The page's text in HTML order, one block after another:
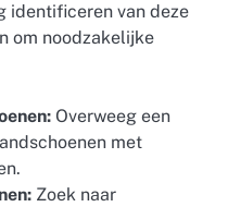
identificeren van deze
om noodzakelijke
Overweeg een
met
Zoek naar